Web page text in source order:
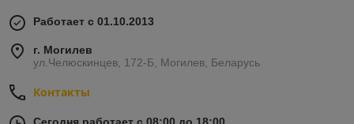
Работает с 01.10.2013
г. Могилев
ул.Челюскинцев, 172-Б, Могилев, Беларусь
Контакты
Сегодня работает с 08:00 до 18:00